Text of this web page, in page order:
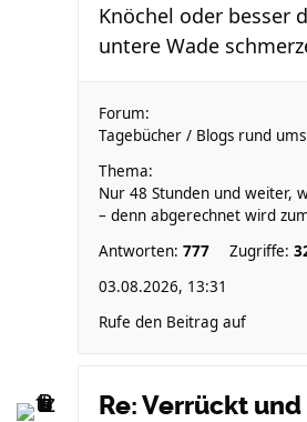
Knöchel oder besser
untere Wade
Forum:
Tagebücher / Blogs rund
Thema:
Nur 48 Stunden und weiter,
– denn abgerechnet wird
Antworten: 777 Zugriffe:
03.08.2026, 13:31
Rufe den Beitrag auf
Re: Verrückt